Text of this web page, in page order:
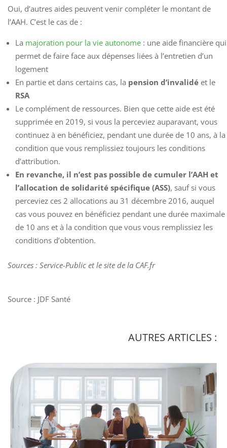
Oui, d’autres aides peuvent venir compléter le montant de
l’AAH. C’est le cas de :
La majoration pour la vie autonome : une aide financière qui
permet de faire face aux dépenses liées à l’entretien d’un
logement
En partie et dans certains cas, la pension d’invalidé et le
RSA
Le complément de ressources. Bien que cette aide est été
supprimée en 2019, si vous la perceviez auparavant, vous
continuez à en bénéficiez, pendant une durée de 10 ans, à la
condition que vous remplissiez toujours les conditions
d’attribution.
En revanche, il n’est pas possible de cumuler l’AAH et
l’allocation de solidarité spécifique (ASS), sauf si vous
perceviez ces 2 allocations au 31 décembre 2016, auquel
cas vous pouvez en bénéficiez pendant une durée maximale
de 10 ans et à la condition que vous vous remplissiez les
conditions d’obtention.
Sources : Service-Public et le site de la CAF.fr
Source : JDF Santé
AUTRES ARTICLES :